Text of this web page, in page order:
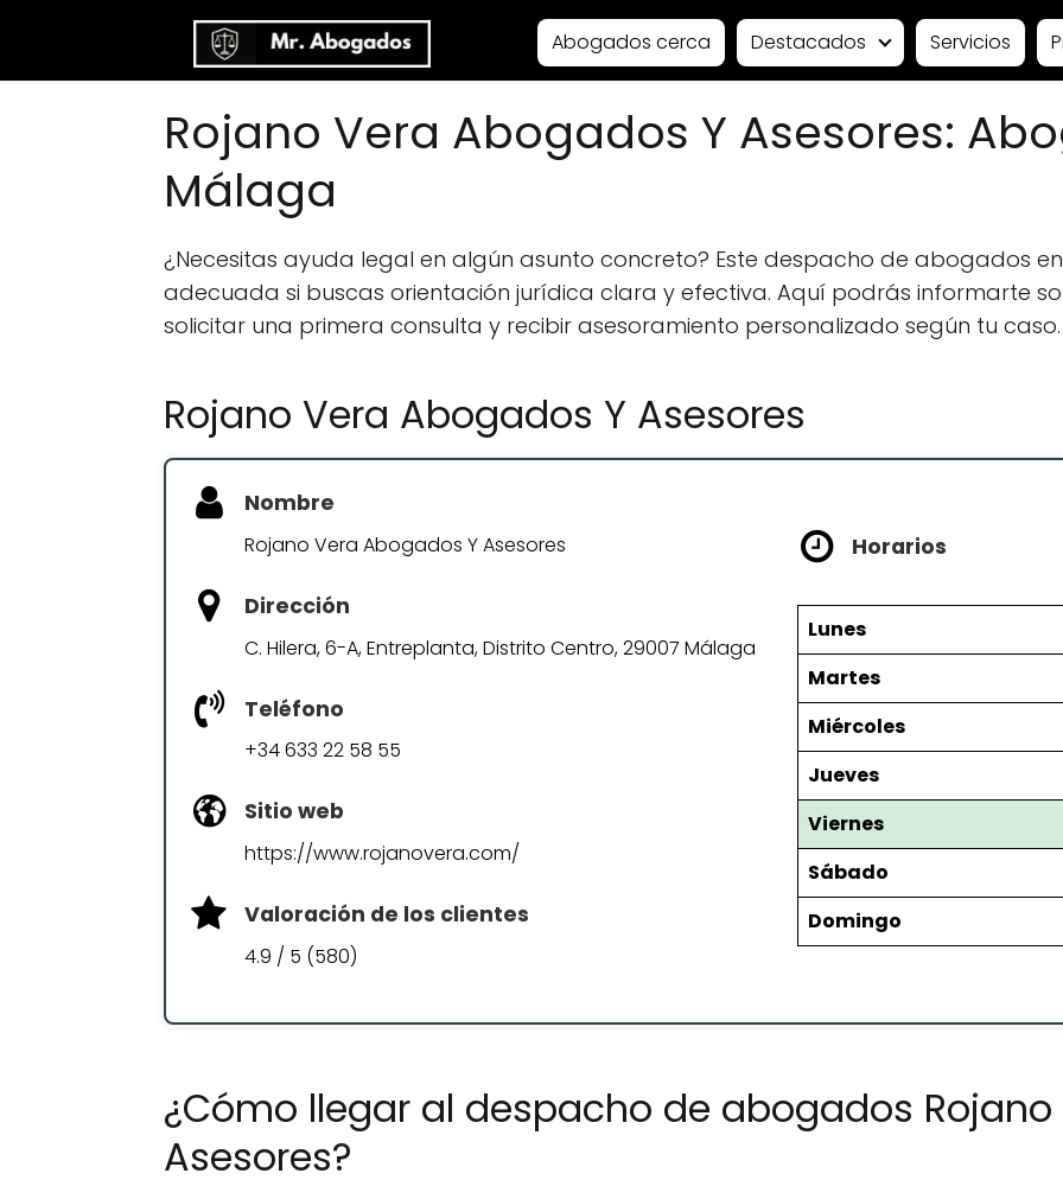
Abogados cerca Destacados Servicios
Rojano Vera Abogados Y Asesores:
Málaga
¿Necesitas ayuda legal en algún asunto concreto? Este despacho de abogados
adecuada si buscas orientación jurídica clara y efectiva. Aquí podrás informarte
solicitar una primera consulta y recibir asesoramiento personalizado según tu caso.
Rojano Vera Abogados Y Asesores
Nombre
Rojano Vera Abogados Y Asesores
Dirección
C. Hilera, 6-A, Entreplanta, Distrito Centro, 29007 Málaga
Teléfono
+34 633 22 58 55
Sitio web
https://www.rojanovera.com/
Valoración de los clientes
4.9 / 5 (580)
Horarios
Lunes
Martes
Miércoles
Jueves
Viernes
Sábado
Domingo
¿Cómo llegar al despacho de abogados
Asesores?